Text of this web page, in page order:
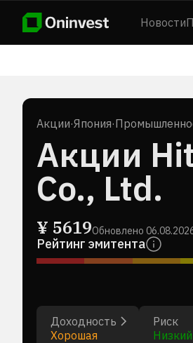
Новости
Акции·Япония·
Акции
Co., Ltd.
¥ 5619Обновлено
Рейтинг эмитента
Доходность
Хорошая
Риск
Низкий